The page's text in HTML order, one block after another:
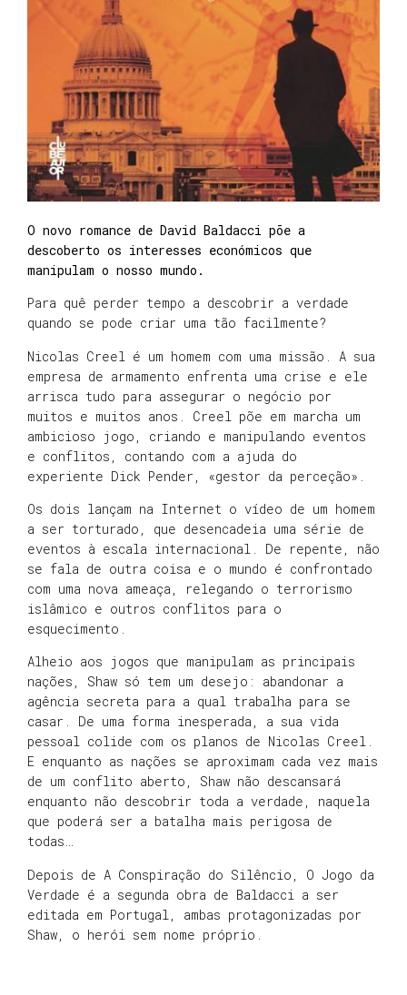
O novo romance de David Baldacci põe a
descoberto os interesses económicos que
manipulam o nosso mundo.
Para quê perder tempo a descobrir a verdade
quando se pode criar uma tão facilmente?
Nicolas Creel é um homem com uma missão. A sua
empresa de armamento enfrenta uma crise e ele
arrisca tudo para assegurar o negócio por
muitos e muitos anos. Creel põe em marcha um
ambicioso jogo, criando e manipulando eventos
e conflitos, contando com a ajuda do
experiente Dick Pender, «gestor da perceção».
Os dois lançam na Internet o vídeo de um homem
a ser torturado, que desencadeia uma série de
eventos à escala internacional. De repente, não
se fala de outra coisa e o mundo é confrontado
com uma nova ameaça, relegando o terrorismo
islâmico e outros conflitos para o
esquecimento.
Alheio aos jogos que manipulam as principais
nações, Shaw só tem um desejo: abandonar a
agência secreta para a qual trabalha para se
casar. De uma forma inesperada, a sua vida
pessoal colide com os planos de Nicolas Creel.
E enquanto as nações se aproximam cada vez mais
de um conflito aberto, Shaw não descansará
enquanto não descobrir toda a verdade, naquela
que poderá ser a batalha mais perigosa de
todas…
Depois de A Conspiração do Silêncio, O Jogo da
Verdade é a segunda obra de Baldacci a ser
editada em Portugal, ambas protagonizadas por
Shaw, o herói sem nome próprio.